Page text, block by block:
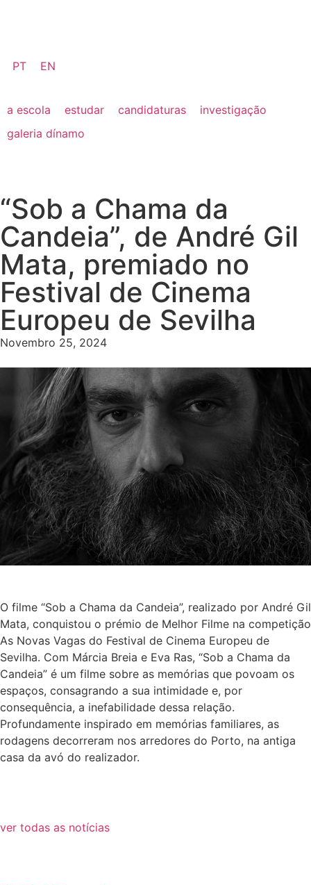
PT EN
a escola estudar candidaturas
investigação
galeria dínamo
“Sob a Chama da
Candeia”, de André Gil
Mata, premiado no
Festival de Cinema
Europeu de Sevilha
Novembro 25, 2024
O filme “Sob a Chama da Candeia”, realizado por André Gil
Mata, conquistou o prémio de Melhor Filme na competição
As Novas Vagas do Festival de Cinema Europeu de
Sevilha. Com Márcia Breia e Eva Ras, “Sob a Chama da
Candeia” é um filme sobre as memórias que povoam os
espaços, consagrando a sua intimidade e, por
consequência, a inefabilidade dessa relação.
Profundamente inspirado em memórias familiares, as
rodagens decorreram nos arredores do Porto, na antiga
casa da avó do realizador.
ver todas as notícias